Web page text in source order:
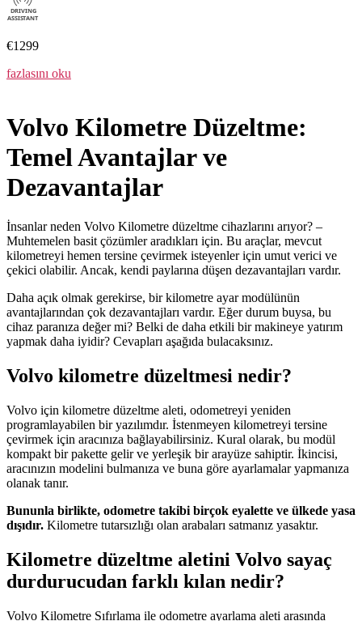
€1299
fazlasını oku
Volvo Kilometre Düzeltme:
Temel Avantajlar ve
Dezavantajlar
İnsanlar neden Volvo Kilometre düzeltme cihazlarını arıyor? –
Muhtemelen basit çözümler aradıkları için. Bu araçlar, mevcut
kilometreyi hemen tersine çevirmek isteyenler için umut verici ve
çekici olabilir. Ancak, kendi paylarına düşen dezavantajları vardır.
Daha açık olmak gerekirse, bir kilometre ayar modülünün
avantajlarından çok dezavantajları vardır. Eğer durum buysa, bu
cihaz paranıza değer mi? Belki de daha etkili bir makineye yatırım
yapmak daha iyidir? Cevapları aşağıda bulacaksınız.
Volvo kilometre düzeltmesi nedir?
Volvo için kilometre düzeltme aleti, odometreyi yeniden
programlayabilen bir yazılımdır. İstenmeyen kilometreyi tersine
çevirmek için aracınıza bağlayabilirsiniz. Kural olarak, bu modül
kompakt bir pakette gelir ve yerleşik bir arayüze sahiptir. İkincisi,
aracınızın modelini bulmanıza ve buna göre ayarlamalar yapmanıza
olanak tanır.
Bununla birlikte, odometre takibi birçok eyalette ve ülkede yasa
dışıdır. Kilometre tutarsızlığı olan arabaları satmanız yasaktır.
Kilometre düzeltme aletini Volvo sayaç
durdurucudan farklı kılan nedir?
Volvo Kilometre Sıfırlama ile odometre ayarlama aleti arasında